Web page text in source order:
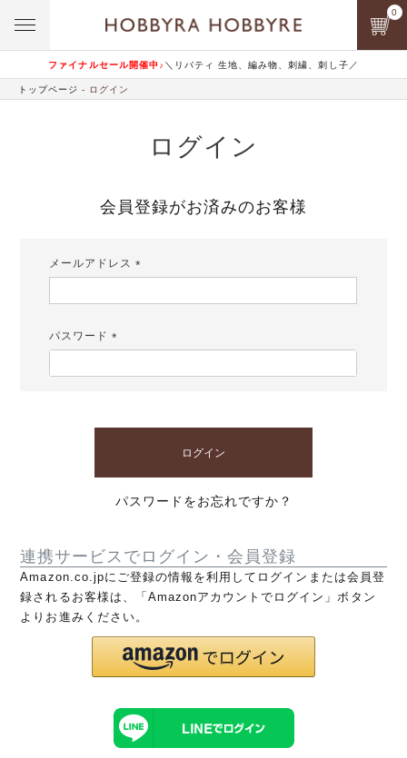
ファイナルセール開催中♪ ＼リバティ 生地、編み物、刺繍、刺し子／
0
トップページ ログイン
ログイン
会員登録がお済みのお客様
メールアドレス
パスワード
ログイン
パスワードをお忘れですか？
連携サービスでログイン・会員登録
Amazon.co.jpにご登録の情報を利用してログインまたは会員登
録されるお客様は、「Amazonアカウントでログイン」ボタン
よりお進みください。